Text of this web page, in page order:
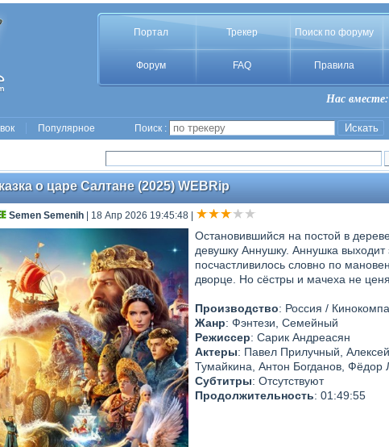
Портал Трекер Поиск по форуму
Форум FAQ Правила
Нас
Популярное Поиск :
о царе Салтане (2025) WEBRip
Semen Semenih| 18 Апр 2026 19:45:48|
Остановившийся на постой в
девушку Аннушку. Аннушка
посчастливилось словно по
дворце. Но сёстры и мачеха не
Производство: Россия /
Жанр: Фэнтези, Семейный
Режиссер: Сарик Андреасян
Актеры: Павел Прилучный,
Тумайкина, Антон Богданов,
Субтитры: Отсутствуют
Продолжительность: 01:49:55